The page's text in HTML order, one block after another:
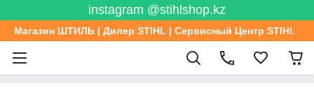
instagram @stihlshop.kz
Магазин ШТИЛЬ | Дилер STIHL | Сервисный Центр STIHL